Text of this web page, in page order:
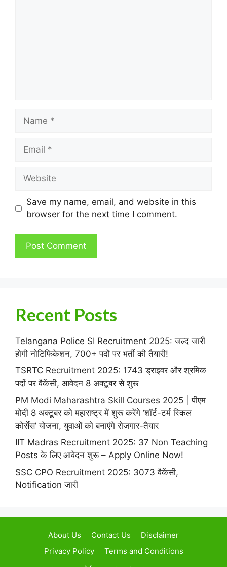
Name
Email
Website
Save my name, email, and website in this
browser for the next time I comment.
Recent Posts
Telangana Police SI Recruitment 2025: जल्द जारी
होगी नोटिफिकेशन, 700+ पदों पर भर्ती की तैयारी!
TSRTC Recruitment 2025: 1743 ड्राइवर और श्रमिक
पदों पर वैकेंसी, आवेदन 8 अक्टूबर से शुरू
PM Modi Maharashtra Skill Courses 2025 | पीएम
मोदी 8 अक्टूबर को महाराष्ट्र में शुरू करेंगे ‘शॉर्ट-टर्म स्किल
कोर्सेस’ योजना, युवाओं को बनाएंगे रोजगार-तैयार
IIT Madras Recruitment 2025: 37 Non Teaching
Posts के लिए आवेदन शुरू – Apply Online Now!
SSC CPO Recruitment 2025: 3073 वैकेंसी,
Notification जारी
About Us Contact Us
Disclaimer
Privacy Policy
Terms and Conditions